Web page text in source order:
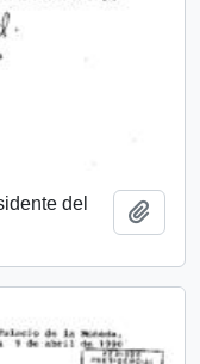
del